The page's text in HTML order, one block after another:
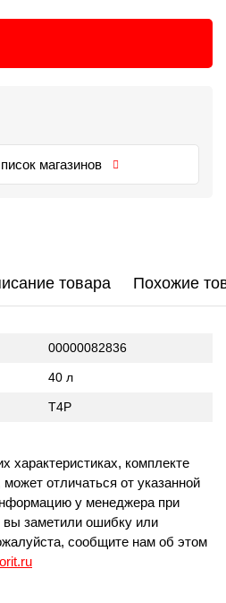
магазинов
товара Похожие
00000082836
40 л
T4P
характеристиках, комплекте
отличаться от указанной
у менеджера при
заметили ошибку или
сообщите нам об этом